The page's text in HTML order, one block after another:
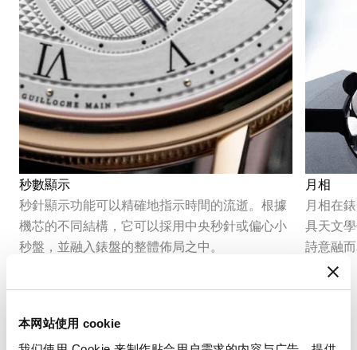
本网站使用 cookie
秒數顯示
秒針顯示功能可以精確地指示時間的流逝。根據
機芯的不同結構，它可以採用中央秒針或偏心小
秒盤，並融入錶盤的整體佈局之中。
月相
月相在
具天文
詩意融